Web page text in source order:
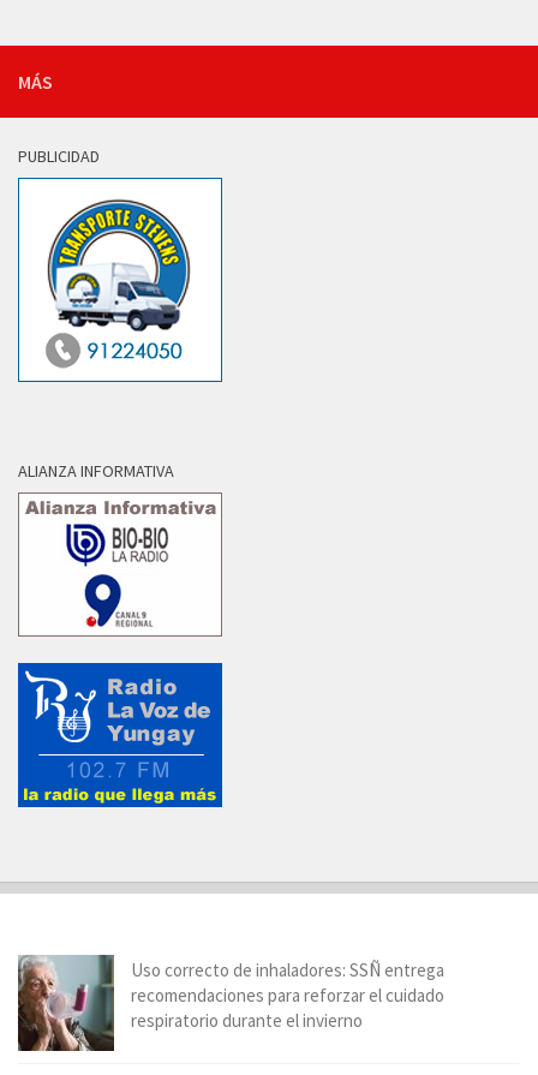
MÁS
PUBLICIDAD
ALIANZA INFORMATIVA
Uso correcto de inhaladores: SSÑ entrega
recomendaciones para reforzar el cuidado
respiratorio durante el invierno